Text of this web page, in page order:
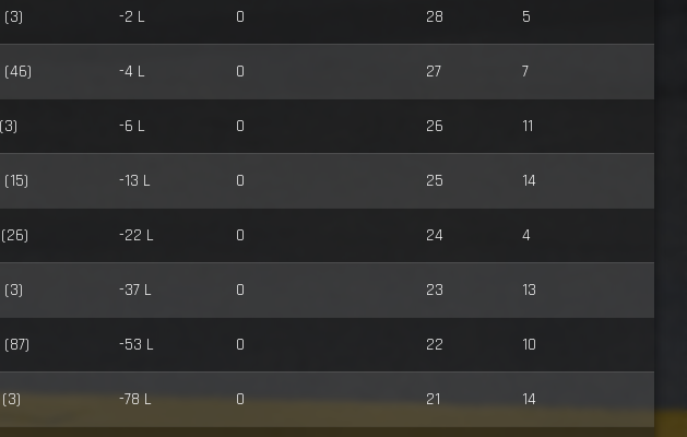
(3) -2 L 0 28 5
(46) -4 L 0 27 7
-6 L 0 26 11
-13 L 0 25 14
-22 L 0 24 4
(3) -37 L 0 23 13
-53 L 0 22 10
-78 L 0 21 14